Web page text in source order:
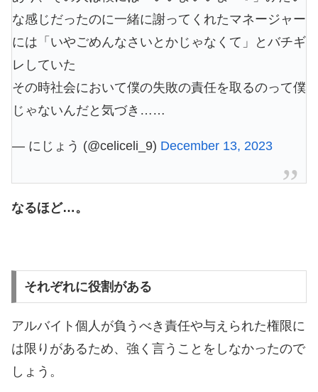
な感じだったのに一緒に謝ってくれたマネージャー
には「いやごめんなさいとかじゃなくて」とバチギ
レしていた
その時社会において僕の失敗の責任を取るのって僕
じゃないんだと気づき……
— にじょう (@celiceli_9) December 13, 2023
なるほど…。
それぞれに役割がある
アルバイト個人が負うべき責任や与えられた権限に
は限りがあるため、強く言うことをしなかったので
しょう。